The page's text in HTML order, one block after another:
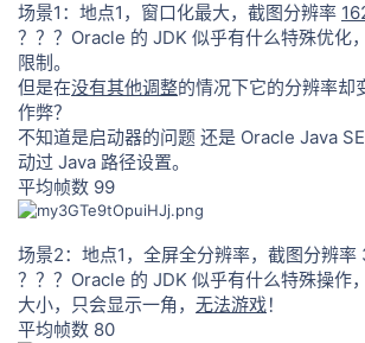
场景1：地点1，窗口化最大，截图分辨率
？？？Oracle 的 JDK 似乎有什么特殊优化
限制。
但是在没有其他调整的情况下它的分辨率却
作弊？
不知道是启动器的问题 还是 Oracle Java
动过 Java 路径设置。
平均帧数 99
场景2：地点1，全屏全分辨率，截图分辨
？？？Oracle 的 JDK 似乎有什么特殊操作
大小，只会显示一角， 无法游戏！
平均帧数 80